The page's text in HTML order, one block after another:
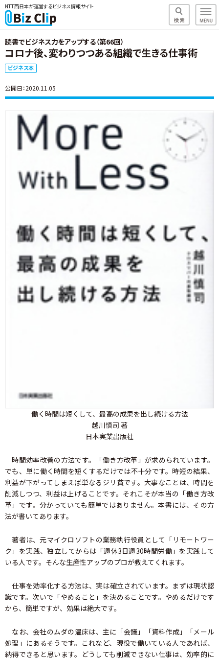
NTT西日本が運営するビジネス情報サイト
読書でビジネス力をアップする（第66回）
コロナ後、変わりつつある組織で生きる仕事術
ビジネス本
公開日：2020.11.05
働く時間は短くして、最高の成果を出し続ける方法
越川慎司 著
日本実業出版社
時間効率改善の方法です。「働き方改革」が求められています。
でも、単に働く時間を短くするだけでは不十分です。時短の結果、
利益が下がってしまえば単なるジリ貧です。大事なことは、時間を
削減しつつ、利益は上げることです。それこそが本当の「働き方改
革」です。分かっていても簡単ではありません。本書には、その方
法が書いてあります。
著者は、元マイクロソフトの業務執行役員として「リモートワー
ク」を実践、独立してからは「週休3日週30時間労働」を実践して
いる人です。そんな生産性アップのプロが教えてくれます。
仕事を効率化する方法は、実は確立されています。まずは現状認
識です。次いで「やめること」を決めることです。やめるだけです
から、簡単ですが、効果は絶大です。
なお、会社のムダの温床は、主に「会議」「資料作成」「メール
処理」にあるそうです。これなど、現役で働いている人であれば、
納得できると思います。どうしても削減できない仕事は、効率的に